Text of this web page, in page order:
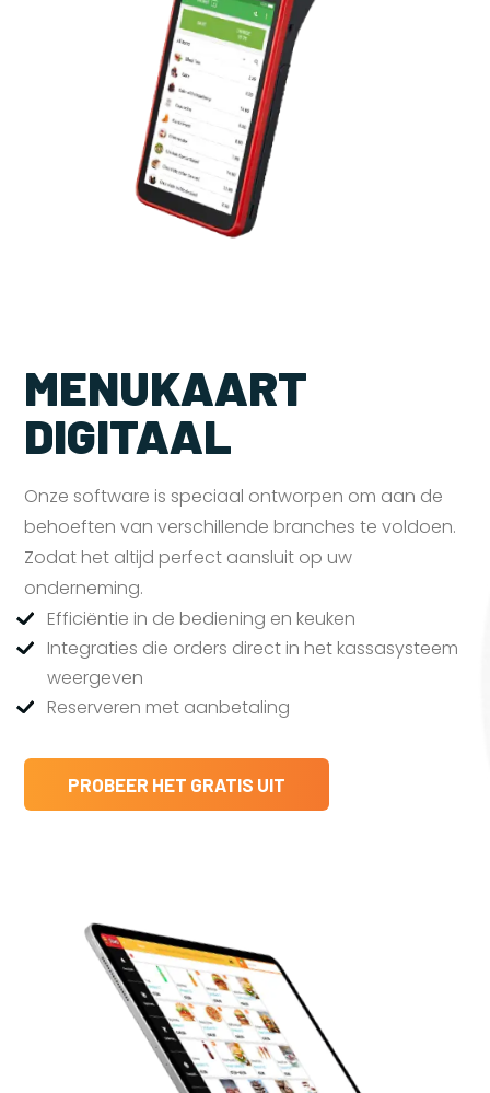
MENUKAART
DIGITAAL
Onze software is speciaal ontworpen om aan de
behoeften van verschillende branches te voldoen.
Zodat het altijd perfect aansluit op uw
onderneming.
Efficiëntie in de bediening en keuken
Integraties die orders direct in het kassasysteem
weergeven
Reserveren met aanbetaling
PROBEER HET GRATIS UIT